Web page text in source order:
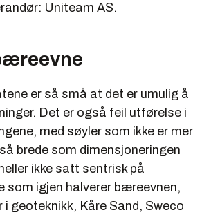
Uniteam AS.
er så små at det er umulig å
Det er også feil utførelse i
med søyler som ikke er mer
brede som dimensjoneringen
ikke satt sentrisk på
som igjen halverer bæreevnen,
i geoteknikk, Kåre Sand, Sweco